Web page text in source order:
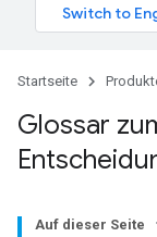
Startseite
Glossar
Auf dieser Seite